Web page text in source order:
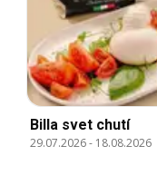
Billa svet chutí
29.07.2026- 18.08.2026